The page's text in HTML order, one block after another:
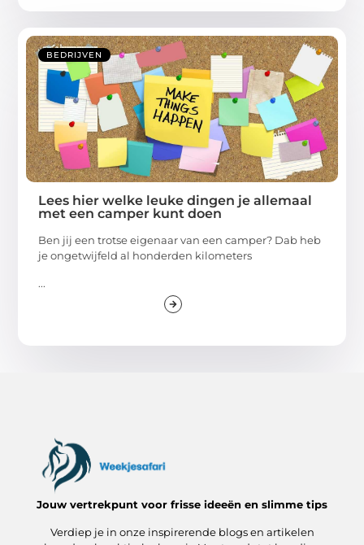
BEDRIJVEN
Lees hier welke leuke dingen je allemaal
met een camper kunt doen
Ben jij een trotse eigenaar van een camper? Dab heb
je ongetwijfeld al honderden kilometers
...
Jouw vertrekpunt voor frisse ideeën en slimme tips
Verdiep je in onze inspirerende blogs en artikelen